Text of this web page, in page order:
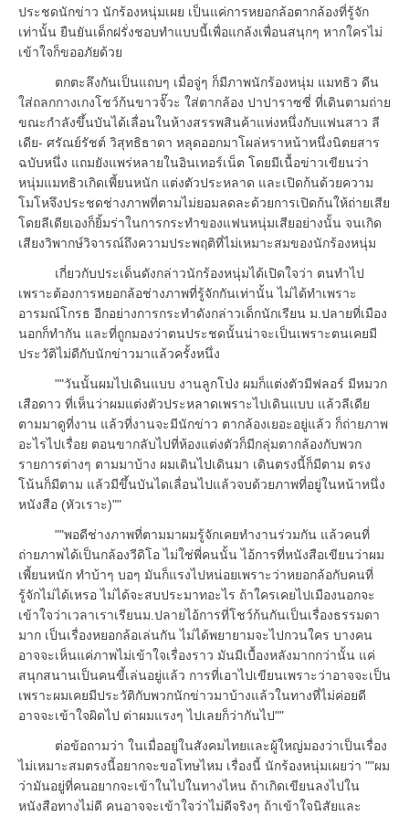
ประชดนักข่าว นักร้องหนุ่มเผย เป็นแค่การหยอกล้อตากล้องที่รู้จัก
เท่านั้น ยืนยันเด็กฝรั่งชอบทำแบบนี้เพื่อแกล้งเพื่อนสนุกๆ หากใครไม่
เข้าใจก็ขออภัยด้วย
ตกตะลึงกันเป็นแถบๆ เมื่อจู่ๆ ก็มีภาพนักร้องหนุ่ม แมทธิว ดีน
ใส่ถลกกางเกงโชว์ก้นขาวจั๊วะ ใส่ตากล้อง ปาปาราซซี่ ที่เดินตามถ่าย
ขณะกำลังขึ้นบันได้เลื่อนในห้างสรรพสินค้าแห่งหนึ่งกับแฟนสาว ลี
เดีย- ศรัณย์รัชต์ วิสุทธิธาดา หลุดออกมาโผล่หราหน้าหนึ่งนิตยสาร
ฉบับหนึ่ง แถมยังแพร่หลายในอินเทอร์เน็ต โดยมีเนื้อข่าวเขียนว่า
หนุ่มแมทธิวเกิดเพี้ยนหนัก แต่งตัวประหลาด และเปิดก้นด้วยความ
โมโหจึงประชดช่างภาพที่ตามไม่ยอมลดละด้วยการเปิดก้นให้ถ่ายเสีย
โดยลีเดียเองก็ยิ้มร่าในการกระทำของแฟนหนุ่มเสียอย่างนั้น จนเกิด
เสียงวิพากษ์วิจารณ์ถึงความประพฤติที่ไม่เหมาะสมของนักร้องหนุ่ม
เกี่ยวกับประเด็นดังกล่าวนักร้องหนุ่มได้เปิดใจว่า ตนทำไป
เพราะต้องการหยอกล้อช่างภาพที่รู้จักกันเท่านั้น ไม่ได้ทำเพราะ
อารมณ์โกรธ อีกอย่างการกระทำดังกล่าวเด็กนักเรียน ม.ปลายที่เมือง
นอกก็ทำกัน และที่ถูกมองว่าตนประชดนั้นน่าจะเป็นเพราะตนเคยมี
ประวัติไม่ดีกับนักข่าวมาแล้วครั้งหนึ่ง
""วันนั้นผมไปเดินแบบ งานลูกโป่ง ผมก็แต่งตัวมีฟลอร์ มีหมวก
เสือดาว ที่เห็นว่าผมแต่งตัวประหลาดเพราะไปเดินแบบ แล้วลีเดีย
ตามมาดูที่งาน แล้วที่งานจะมีนักข่าว ตากล้องเยอะอยู่แล้ว ก็ถ่ายภาพ
อะไรไปเรื่อย ตอนขากลับไปที่ห้องแต่งตัวก็มีกลุ่มตากล้องกับพวก
รายการต่างๆ ตามมาบ้าง ผมเดินไปเดินมา เดินตรงนี้ก็มีตาม ตรง
โน้นก็มีตาม แล้วมีขึ้นบันไดเลื่อนไปแล้วจบด้วยภาพที่อยู่ในหน้าหนึ่ง
หนังสือ (หัวเราะ)""
""พอดีช่างภาพที่ตามมาผมรู้จักเคยทำงานร่วมกัน แล้วคนที่
ถ่ายภาพได้เป็นกล้องวีดิโอ ไม่ใช่พี่คนนั้น ไอ้การที่หนังสือเขียนว่าผม
เพี้ยนหนัก ทำบ้าๆ บอๆ มันก็แรงไปหน่อยเพราะว่าหยอกล้อกับคนที่
รู้จักไม่ได้เหรอ ไม่ได้จะสบประมาทอะไร ถ้าใครเคยไปเมืองนอกจะ
เข้าใจว่าเวลาเราเรียนม.ปลายไอ้การที่โชว์ก้นกันเป็นเรื่องธรรมดา
มาก เป็นเรื่องหยอกล้อเล่นกัน ไม่ได้พยายามจะไปกวนใคร บางคน
อาจจะเห็นแค่ภาพไม่เข้าใจเรื่องราว มันมีเบื้องหลังมากกว่านั้น แค่
สนุกสนานเป็นคนขี้เล่นอยู่แล้ว การที่เอาไปเขียนเพราะว่าอาจจะเป็น
เพราะผมเคยมีประวัติกับพวกนักข่าวมาบ้างแล้วในทางที่ไม่ค่อยดี
อาจจะเข้าใจผิดไป ด่าผมแรงๆ ไปเลยก็ว่ากันไป""
ต่อข้อถามว่า ในเมื่ออยู่ในสังคมไทยและผู้ใหญ่มองว่าเป็นเรื่อง
ไม่เหมาะสมตรงนี้อยากจะขอโทษไหม เรื่องนี้ นักร้องหนุ่มเผยว่า ""ผม
ว่ามันอยู่ที่คนอยากจะเข้าในไปในทางไหน ถ้าเกิดเขียนลงไปใน
หนังสือทางไม่ดี คนอาจจะเข้าใจว่าไม่ดีจริงๆ ถ้าเข้าใจนิสัยและ